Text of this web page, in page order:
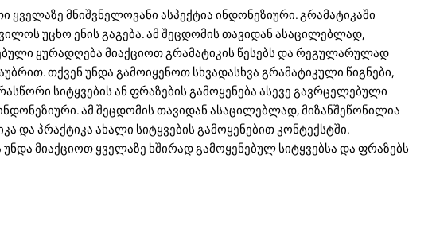
მნიშვნელოვანი ასპექტია ინდონეზიური. გრამატიკაში
უცხო ენის გაგება. ამ შეცდომის თავიდან ასაცილებლად,
ყურადღება მიაქციოთ გრამატიკის წესებს და რეგულარულად
თქვენ უნდა გამოიყენოთ სხვადასხვა გრამატიკული წიგნები,
სიტყვების ან ფრაზების გამოყენება ასევე გავრცელებული
ამ შეცდომის თავიდან ასაცილებლად, მიზანშეწონილია
და პრაქტიკა ახალი სიტყვების გამოყენებით კონტექსტში.
მიაქციოთ ყველაზე ხშირად გამოყენებულ სიტყვებსა და ფრაზებს